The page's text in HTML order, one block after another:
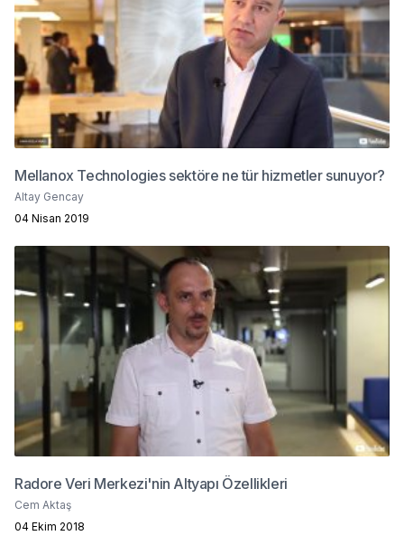
Mellanox Technologies sektöre ne tür hizmetler sunuyor?
Altay Gencay
04 Nisan 2019
Radore Veri Merkezi'nin Altyapı Özellikleri
Cem Aktaş
04 Ekim 2018